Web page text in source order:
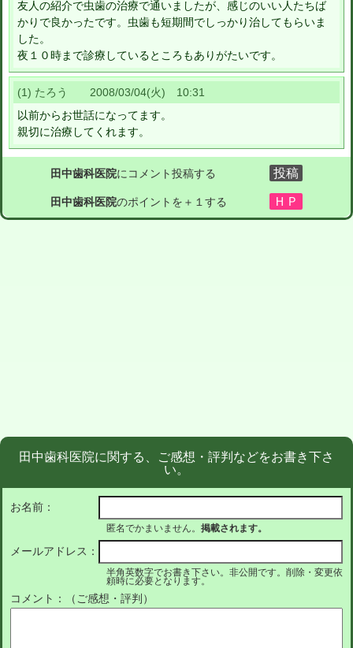
友人の紹介で虫歯の治療で通いましたが、感じのいい人たちば
かりで良かったです。虫歯も短期間でしっかり治してもらいま
した。
夜１０時まで診療しているところもありがたいです。
(1) たろう 2008/03/04(火) 10:31
以前からお世話になってます。
親切に治療してくれます。
田中歯科医院にコメント投稿する
田中歯科医院のポイントを＋１する
田中歯科医院に関する、ご感想・評判などをお書き下さ
い。
お名前：
匿名でかまいません。 掲載されます。
メールアドレス：
半角英数字でお書き下さい。非公開です。削除・変更依
頼時に必要となります。
コメント：（ご感想・評判）